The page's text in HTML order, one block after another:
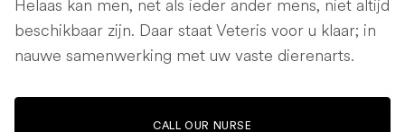
Helaas kan men, net als ieder ander mens, niet altijd
beschikbaar zijn. Daar staat Veteris voor u klaar; in
nauwe samenwerking met uw vaste dierenarts.
CALL OUR NURSE